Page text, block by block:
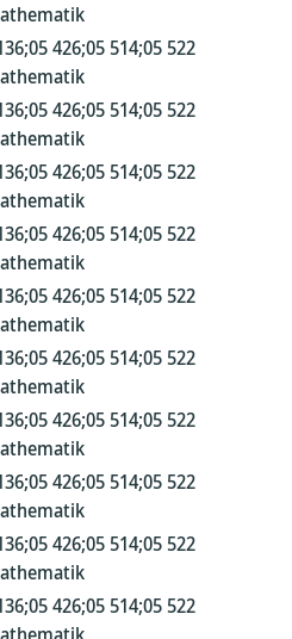
426;05 514;05 522
426;05 514;05 522
426;05 514;05 522
426;05 514;05 522
426;05 514;05 522
426;05 514;05 522
426;05 514;05 522
426;05 514;05 522
426;05 514;05 522
426;05 514;05 522